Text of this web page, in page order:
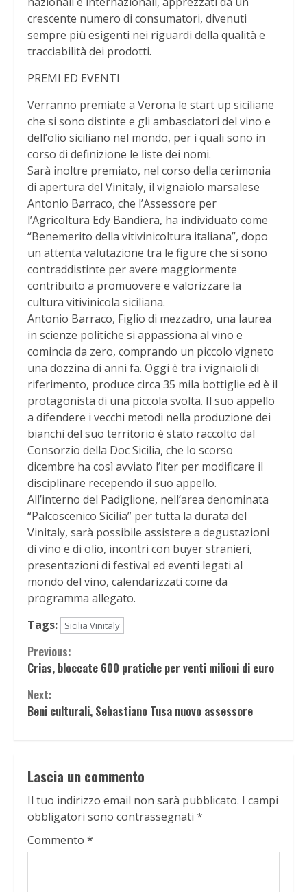
crescente numero di consumatori, divenuti
sempre più esigenti nei riguardi della qualità e
tracciabilità dei prodotti.
PREMI ED EVENTI
Verranno premiate a Verona le start up siciliane
che si sono distinte e gli ambasciatori del vino e
dell’olio siciliano nel mondo, per i quali sono in
corso di definizione le liste dei nomi.
Sarà inoltre premiato, nel corso della cerimonia
di apertura del Vinitaly, il vignaiolo marsalese
Antonio Barraco, che l’Assessore per
l’Agricoltura Edy Bandiera, ha individuato come
“Benemerito della vitivinicoltura italiana”, dopo
un attenta valutazione tra le figure che si sono
contraddistinte per avere maggiormente
contribuito a promuovere e valorizzare la
cultura vitivinicola siciliana.
Antonio Barraco, Figlio di mezzadro, una laurea
in scienze politiche si appassiona al vino e
comincia da zero, comprando un piccolo vigneto
una dozzina di anni fa. Oggi è tra i vignaioli di
riferimento, produce circa 35 mila bottiglie ed è il
protagonista di una piccola svolta. Il suo appello
a difendere i vecchi metodi nella produzione dei
bianchi del suo territorio è stato raccolto dal
Consorzio della Doc Sicilia, che lo scorso
dicembre ha così avviato l’iter per modificare il
disciplinare recependo il suo appello.
All’interno del Padiglione, nell’area denominata
“Palcoscenico Sicilia” per tutta la durata del
Vinitaly, sarà possibile assistere a degustazioni
di vino e di olio, incontri con buyer stranieri,
presentazioni di festival ed eventi legati al
mondo del vino, calendarizzati come da
programma allegato.
Tags:
Sicilia Vinitaly
Continue
Reading
Previous:
Crias, bloccate 600 pratiche per venti milioni di euro
Next:
Beni culturali, Sebastiano Tusa nuovo assessore
Lascia un commento
Il tuo indirizzo email non sarà pubblicato. I campi
obbligatori sono contrassegnati *
Commento *